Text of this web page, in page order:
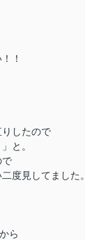
！
したので
と。
で
度見してました。
ら